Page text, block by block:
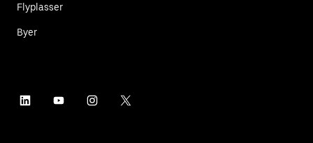
Flyplasser
Byer